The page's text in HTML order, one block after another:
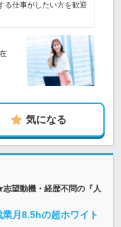
る仕事がしたい方を歓迎
気になる
望動機・経歴不問の『人
月8.5hの超ホワイト